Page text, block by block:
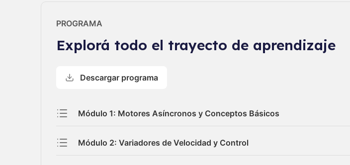
PROGRAMA
Explorá todo el trayecto de aprendizaje
Descargar programa
Módulo 1: Motores Asíncronos y Conceptos Básicos
Módulo 2: Variadores de Velocidad y Control